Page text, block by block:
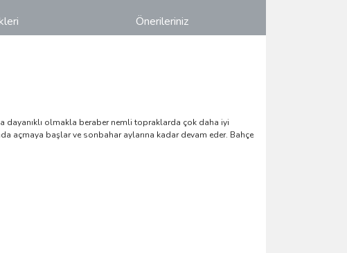
Önerileriniz
dayanıklı olmakla beraber nemli topraklarda çok daha iyi
açmaya başlar ve sonbahar aylarına kadar devam eder. Bahçe